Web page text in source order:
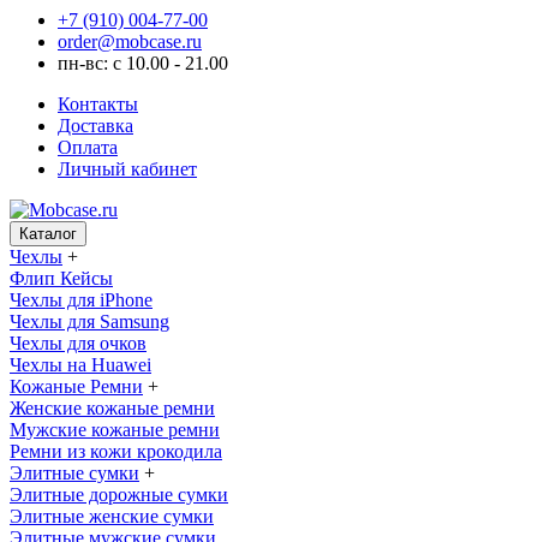
+7 (910) 004-77-00
order@mobcase.ru
пн-вс: с 10.00 - 21.00
Контакты
Доставка
Оплата
Личный кабинет
Каталог
Чехлы +
Флип Кейсы
Чехлы для iPhone
Чехлы для Samsung
Чехлы для очков
Чехлы на Huawei
Кожаные Ремни +
Женские кожаные ремни
Мужские кожаные ремни
Ремни из кожи крокодила
Элитные сумки +
Элитные дорожные сумки
Элитные женские сумки
Элитные мужские сумки